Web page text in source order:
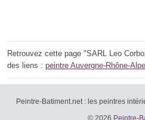
Retrouvez cette page "SARL Leo
des liens : peintre Auvergne-Rhône-
Peintre-Batiment.net : les peintres
© 2026 Peintre-